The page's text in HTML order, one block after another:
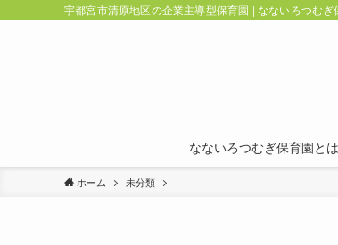
宇都宮市清原地区の企業主導型保育園 | なないろつむぎ
なないろつむぎ保育園と
ホーム 未分類